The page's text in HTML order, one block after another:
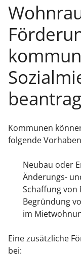
Kommunen
folgende
Neubau oder
Änderungs-
Schaffung
Begründung
im
Eine zusätzliche
bei: